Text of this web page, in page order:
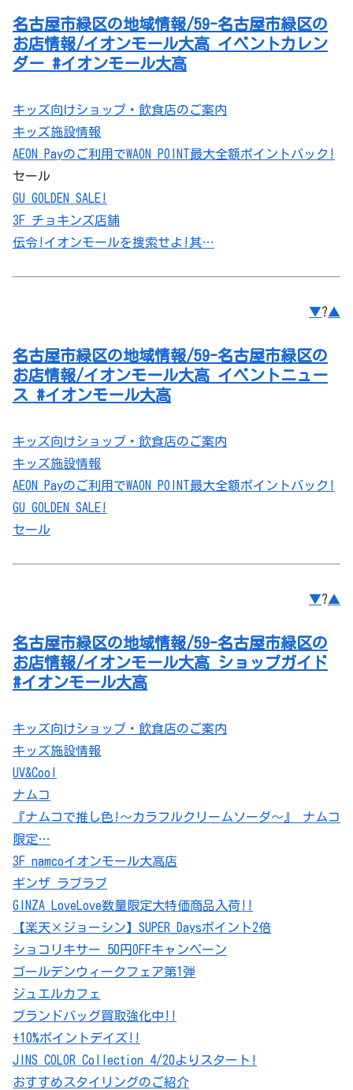
名古屋市緑区の地域情報/59-名古屋市緑区の
お店情報/イオンモール大高 イベントカレン
ダー #イオンモール大高
キッズ向けショップ・飲食店のご案内
キッズ施設情報
AEON Payのご利用でWAON POINT最大全額ポイントバック!
セール
GU GOLDEN SALE!
3F チョキンズ店舗
伝令!イオンモールを捜索せよ!其…
▼?▲
名古屋市緑区の地域情報/59-名古屋市緑区の
お店情報/イオンモール大高 イベントニュー
ス #イオンモール大高
キッズ向けショップ・飲食店のご案内
キッズ施設情報
AEON Payのご利用でWAON POINT最大全額ポイントバック!
GU GOLDEN SALE!
セール
▼?▲
名古屋市緑区の地域情報/59-名古屋市緑区の
お店情報/イオンモール大高 ショップガイド
#イオンモール大高
キッズ向けショップ・飲食店のご案内
キッズ施設情報
UV&Cool
ナムコ
『ナムコで推し色!～カラフルクリームソーダ～』 ナムコ
限定…
3F namcoイオンモール大高店
ギンザ ラブラブ
GINZA LoveLove数量限定大特価商品入荷!!
【楽天×ジョーシン】SUPER_Daysポイント2倍
ショコリキサー 50円OFFキャンペーン
ゴールデンウィークフェア第1弾
ジュエルカフェ
ブランドバッグ買取強化中!!
+10%ポイントデイズ!!
JINS COLOR Collection 4/20よりスタート!
おすすめスタイリングのご紹介